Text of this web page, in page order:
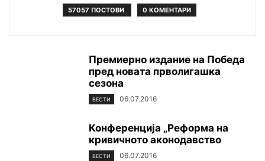
57057 ПОСТОВИ 0 КОМЕНТАРИ
Премиерно издание на Победа
пред новата прволигашка
сезона
ВЕСТИ 06.07.2016
Конференција „Реформа на
кривичното аконодавство
ВЕСТИ 06.07.2016